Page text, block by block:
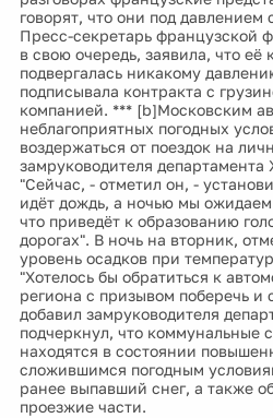
говорят, что они под
Пресс-секретарь французской
в свою очередь, заявила, что её
подвергалась никакому
подписывала контракта с
компанией. *** [b]Московским
неблагоприятных погодных
воздержаться от поездок на
замруководителя
"Сейчас, - отметил он, -
идёт дождь, а ночью мы
что приведёт к образованию
дорогах". В ночь на вторник,
уровень осадков при
"Хотелось бы обратиться к
региона с призывом поберечь
добавил замруководителя
подчеркнул, что коммунальные
находятся в состоянии
сложившимся погодным
ранее выпавший снег, а также
проезжие части.